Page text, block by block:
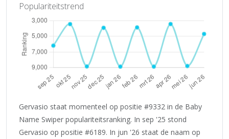
Populariteitstrend
Gervasio staat momenteel op positie #9332 in de Baby
Name Swiper populariteitsranking. In sep '25 stond
Gervasio op positie #6189. In jun '26 staat de naam op